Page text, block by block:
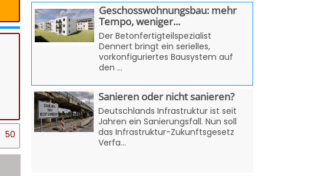
50
Geschosswohnungsbau: mehr
Tempo, weniger...
Der Betonfertigteilspezialist
Dennert bringt ein serielles,
vorkonfiguriertes Bausystem auf
den ...
Sanieren oder nicht sanieren?
Deutschlands Infrastruktur ist seit
Jahren ein Sanierungsfall. Nun soll
das Infrastruktur-Zukunftsgesetz
Verfa...